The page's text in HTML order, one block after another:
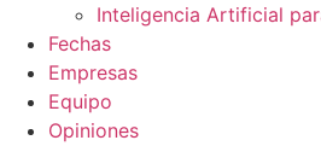
Inteligencia Artificial
Fechas
Empresas
Equipo
Opiniones